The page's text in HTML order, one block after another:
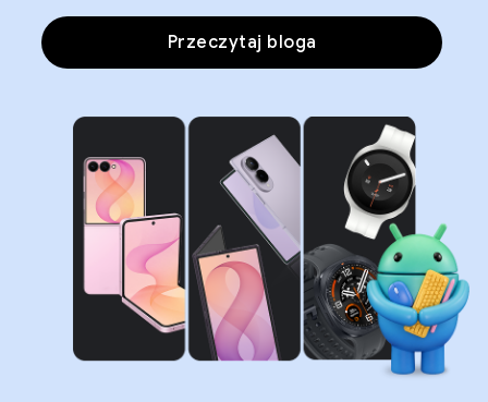
Przeczytaj bloga